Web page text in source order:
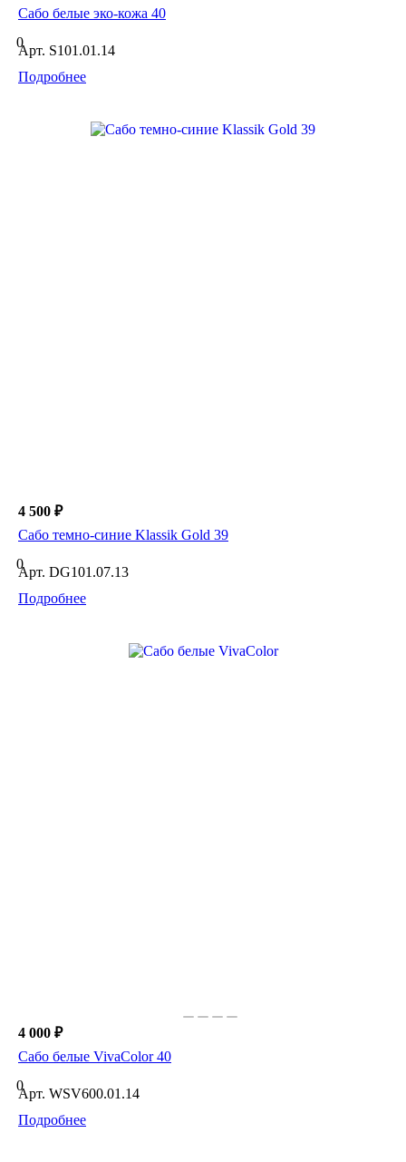
Сабо белые эко-кожа 40
0
Арт. S101.01.14
Подробнее
4 500 ₽
Сабо темно-синие Klassik Gold 39
0
Арт. DG101.07.13
Подробнее
4 000 ₽
Сабо белые VivaColor 40
0
Арт. WSV600.01.14
Подробнее